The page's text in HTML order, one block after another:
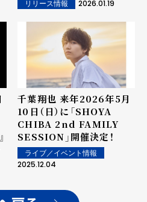
リリース情報 2026.01.19
千葉翔也 来年2026年5月
10日（日）に「SHOYA
CHIBA 2nd FAMILY
SESSION」開催決定！
ライブ／イベント情報
2025.12.04